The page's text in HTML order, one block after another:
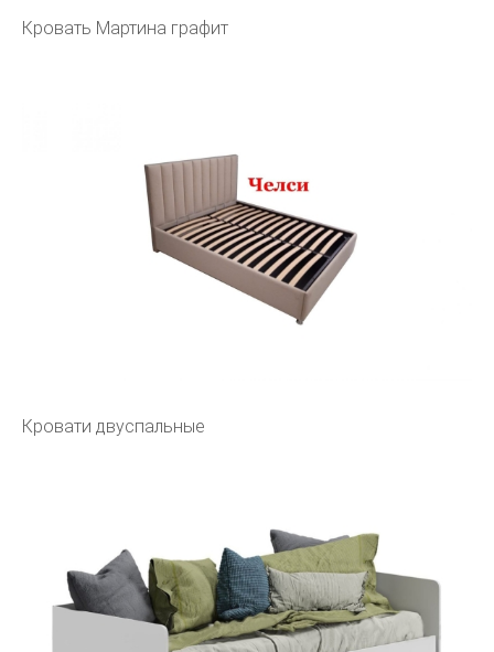
Кровать Мартина графит
Кровати двуспальные